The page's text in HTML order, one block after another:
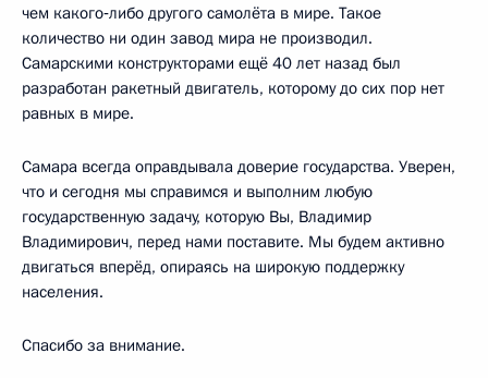
чем какого‑либо другого самолёта в мире. Такое
количество ни один завод мира не производил.
Самарскими конструкторами ещё 40 лет назад был
разработан ракетный двигатель, которому до сих пор нет
равных в мире.
Самара всегда оправдывала доверие государства. Уверен,
что и сегодня мы справимся и выполним любую
государственную задачу, которую Вы, Владимир
Владимирович, перед нами поставите. Мы будем активно
двигаться вперёд, опираясь на широкую поддержку
населения.
Спасибо за внимание.